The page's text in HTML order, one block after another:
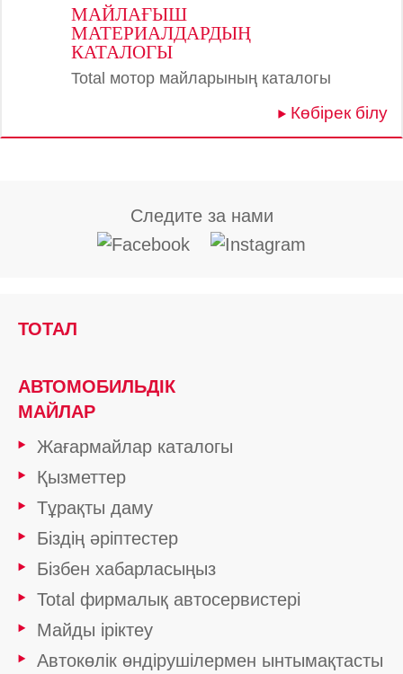
МАЙЛАҒЫШ
МАТЕРИАЛДАРДЫҢ
КАТАЛОГЫ
Total мотор майларының каталогы
Көбірек білу
Следите за нами
ТОТАЛ
АВТОМОБИЛЬДІК
МАЙЛАР
Жағармайлар каталогы
Қызметтер
Тұрақты даму
Біздің әріптестер
Бізбен хабарласыңыз
Total фирмалық автосервистері
Майды іріктеу
Автокөлік өндірушілермен ынтымақтасты